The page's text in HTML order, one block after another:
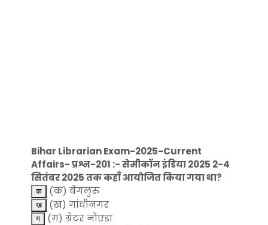
Bihar Librarian Exam-2025-Current
Affairs- प्रश्न-201 :- सेमीकॉन इंडिया 2025 2-4
सितंबर 2025 तक कहाँ आयोजित किया गया था?
(क) बेंगलुरु
(ख) गांधीनगर
(ग) ग्रेटर नोएडा